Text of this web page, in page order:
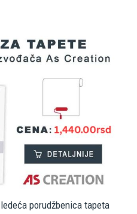
porudžbenica tapeta